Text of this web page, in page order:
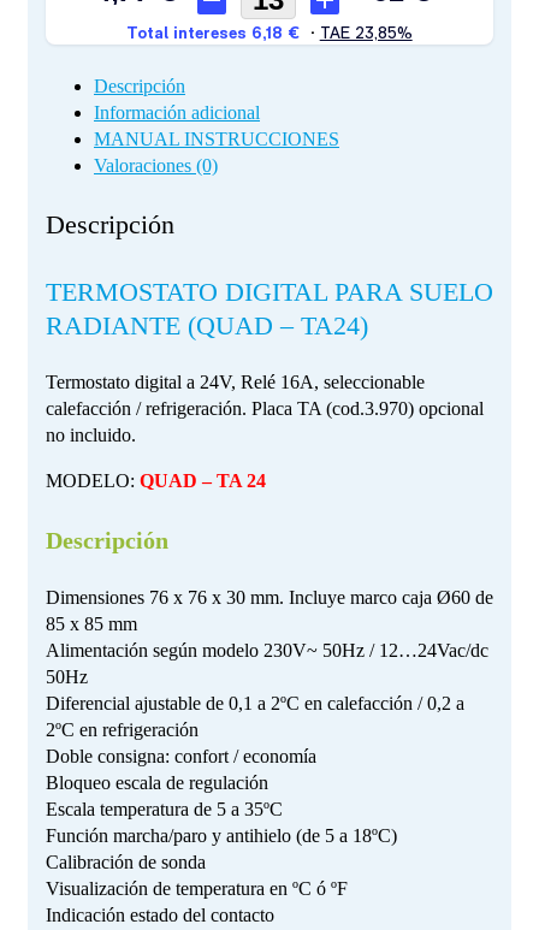
Descripción
Información adicional
MANUAL INSTRUCCIONES
Valoraciones (0)
Descripción
TERMOSTATO DIGITAL PARA SUELO
RADIANTE (QUAD – TA24)
Termostato digital a 24V, Relé 16A, seleccionable
calefacción / refrigeración. Placa TA (cod.3.970) opcional
no incluido.
MODELO: QUAD – TA 24
Descripción
Dimensiones 76 x 76 x 30 mm. Incluye marco caja Ø60 de
85 x 85 mm
Alimentación según modelo 230V~ 50Hz / 12…24Vac/dc
50Hz
Diferencial ajustable de 0,1 a 2ºC en calefacción / 0,2 a
2ºC en refrigeración
Doble consigna: confort / economía
Bloqueo escala de regulación
Escala temperatura de 5 a 35ºC
Función marcha/paro y antihielo (de 5 a 18ºC)
Calibración de sonda
Visualización de temperatura en ºC ó ºF
Indicación estado del contacto